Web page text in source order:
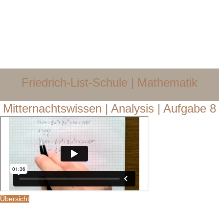
Friedrich-List-Schule | Mathematik​
Mitternachtswissen | Analysis | Aufgabe 8
Übersicht